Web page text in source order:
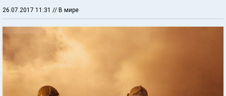
26.07.2017 11:31 // В мире